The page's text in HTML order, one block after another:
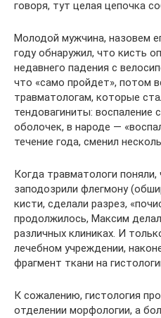
говоря, тут целая цепочка
Молодой мужчина, назовем
году обнаружил, что кисть
недавнего падения с
что «само пройдет», потом
травматологам, которые
тендовагиниты: воспаление
оболочек, в народе —
течение года, сменил
Когда травматологи
заподозрили флегмону
кисти, сделали разрез,
продолжилось, Максим
различных клиниках. И
лечебном учреждении,
фрагмент ткани на
К сожалению, гистология
отделении морфологии, а